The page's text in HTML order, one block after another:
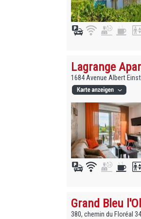
Lagrange
1684 Avenue Albert
Grand Bleu
380, chemin du Floréal